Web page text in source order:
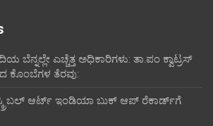
ಬೆನ್ನಲ್ಲೇ ಎಚ್ಚೆತ್ತ ಅಧಿಕಾರಿಗಳು: ತಾ.ಪಂ ಕ್ವಾಟ್ರಸ್
ತೆರವು:
ಆರ್ಟ್ ಇಂಡಿಯಾ ಬುಕ್ ಆಪ್ ರೆಕಾರ್ಡ್‌ಗೆ